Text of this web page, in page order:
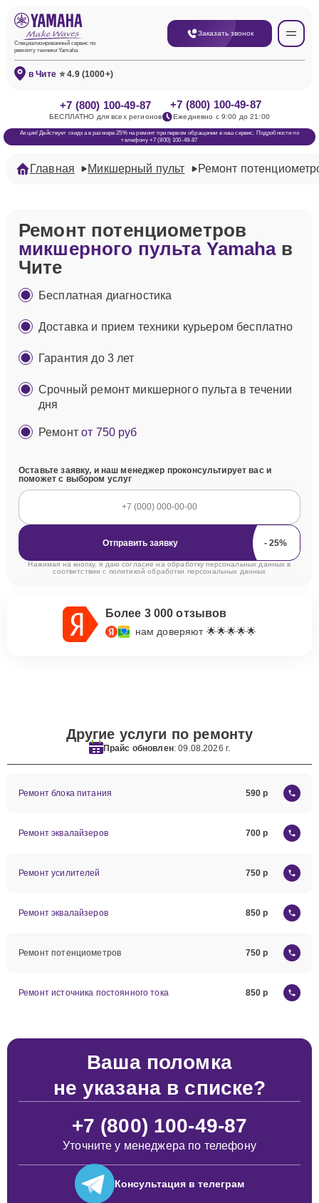
Специализированный сервис по
ремонту техники Yamaha
Заказать звонок
в Чите ⭐ 4.9 (1000+)
+7 (800) 100-49-87
БЕСПЛАТНО для всех регионов
+7 (800) 100-49-87
Ежедневно с 9:00 до 21:00
Акция! Действует скидка в размере 25% на ремонт при первом обращении в наш сервис. Подробности по
телефону +7 (800) 100-49-87
Главная Микшерный пульт Ремонт
Ремонт потенциометров
микшерного пульта Yamahaв
Чите
Бесплатная диагностика
Доставка и прием техники курьером бесплатно
Гарантия до 3 лет
Срочный ремонт микшерного пульта в течении
дня
Ремонтот 750 руб
Оставьте заявку, и наш менеджер проконсультирует вас и
поможет с выбором услуг
Отправить заявку
Нажимая на кнопку, я даю согласие на обработку персональных данных в
соответствии с политикой обработки персональных данных
Более 3 000 отзывов
нам доверяют 🌟🌟🌟🌟🌟
Другие услуги по ремонту
Прайс обновлен: 09.08.2026 г.
Ремонт блока питания 590
Ремонт эквалайзеров 700
Ремонт усилителей 750
Ремонт эквалайзеров 850
Ремонт потенциометров 750
Ремонт источника постоянного тока 850
Ваша поломка
не указана в списке?
+7 (800) 100-49-87
Уточните у менеджера по телефону
Консультация в телеграм